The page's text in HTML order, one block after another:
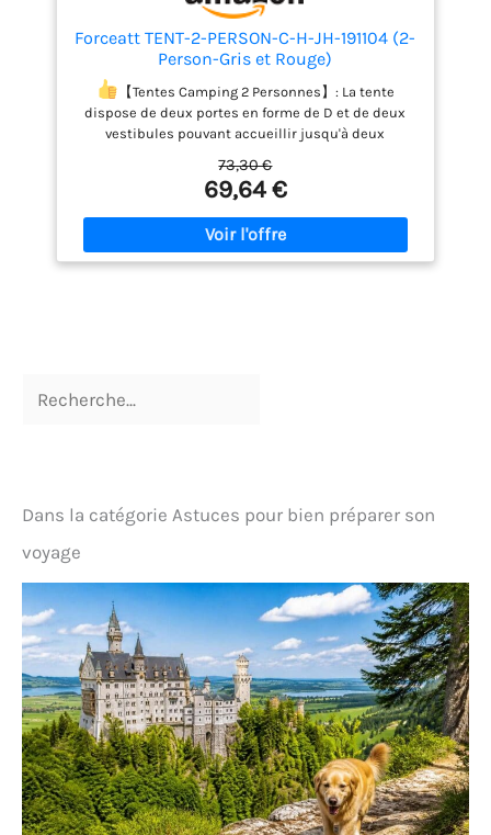
Forceatt TENT-2-PERSON-C-H-JH-191104 (2-
Person-Gris et Rouge)
【Tentes Camping 2 Personnes】: La tente
dispose de deux portes en forme de D et de deux
vestibules pouvant accueillir jusqu'à deux
intérieures du sol: 225x135cm (88.6x53.1in), hauteur
intérieure: 110.3 (43.3in).
【WATERPROOF &
WINDPROOF】: Le matériau de la tente camping est
une fibre de polyester 68D de haute qualité et un
revêtement imperméable 190T, qui peuvent
évents de plafond dans la partie supérieure de la
chimique.
【EASY SETUP】: La fermeture à
ultra legere parfaite peut être construite en
quelques étapes simples, parfaite pour les voyages
de camping.
【AUCUN ACHAT RISQUE】: Pas
besoin de revenir! Remplacement gratuit! Vous
faire un client heureux est notre objectif principal.
Si vous avez des questions, s'il vous plaît contactez-
nous et nous vous répondrons dans les 24 heures
et vous fournirons la solution parfaite.
73,30 €
69,64 €
Dans la catégorie Astuces pour bien préparer son
voyage